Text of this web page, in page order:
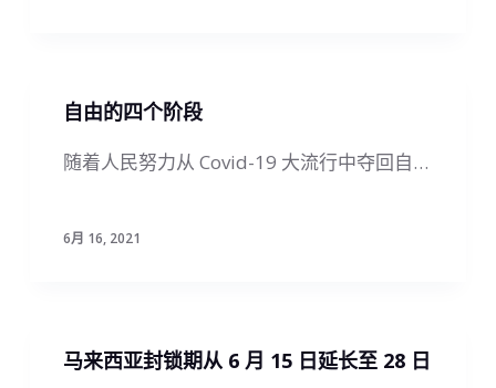
自由的四个阶段
随着人民努力从 Covid-19 大流行中夺回自…
6月 16, 2021
马来西亚封锁期从 6 月 15 日延长至 28 日